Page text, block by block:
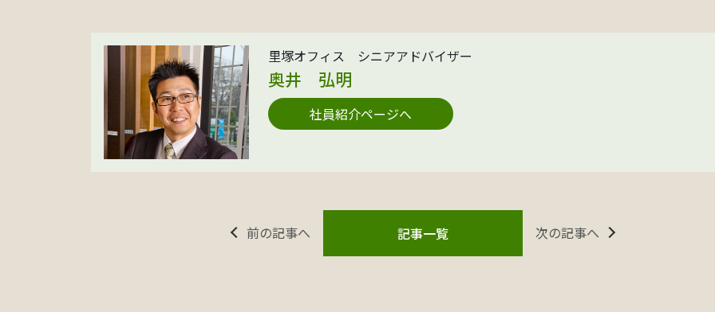
里塚オフィス シニアアドバイザー
奥井 弘明
社員紹介ページへ
前の記事へ 次の記事へ
記事一覧